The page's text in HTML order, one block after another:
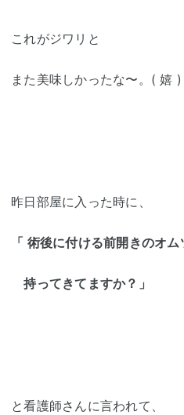
これがジワリと
また美味しかったな〜。( 嬉 )
昨日部屋に入った時に、
「 術後に付ける前開きのオム
持ってきてますか？」
と看護師さんに言われて、